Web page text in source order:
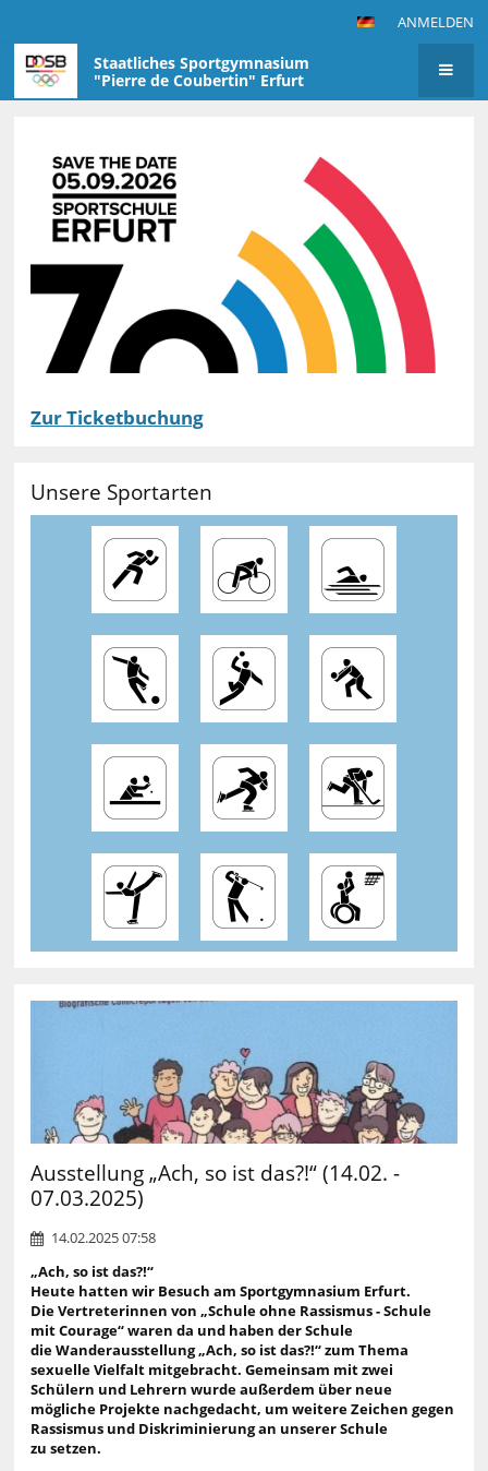
ANMELDEN
Staatliches Sportgymnasium
"Pierre de Coubertin" Erfurt
Zur Ticketbuchung
Unsere Sportarten
Ausstellung „Ach, so ist das?!“ (14.02. -
07.03.2025)
14.02.2025 07:58
„Ach, so ist das?!“
Heute hatten wir Besuch am Sportgymnasium Erfurt.
Die Vertreterinnen von „Schule ohne Rassismus - Schule
mit Courage“ waren da und haben der Schule
die Wanderausstellung „Ach, so ist das?!“ zum Thema
sexuelle Vielfalt mitgebracht. Gemeinsam mit zwei
Schülern und Lehrern wurde außerdem über neue
mögliche Projekte nachgedacht, um weitere Zeichen gegen
Rassismus und Diskriminierung an unserer Schule
zu setzen.